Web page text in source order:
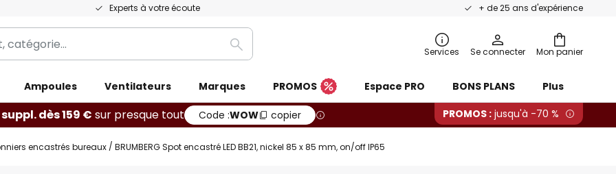
Experts à votre écoute + de 25 ans d'expérience
Mon panier
Rechercher Services Se connecter
Ampoules Ventilateurs Marques PROMOS Espace PRO BONS PLANS Plus
dès 159 € sur presque tout Code :WOW copier PROMOS : jusqu'à -70 %
encastrés bureaux BRUMBERG Spot encastré LED BB21, nickel 85 x 85 mm, on/off IP65